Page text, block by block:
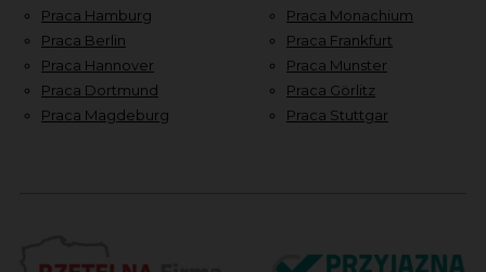
Praca Hamburg
Praca Berlin
Praca Hannover
Praca Dortmund
Praca Magdeburg
Praca Monachium
Praca Frankfurt
Praca Munster
Praca Görlitz
Praca Stuttgar